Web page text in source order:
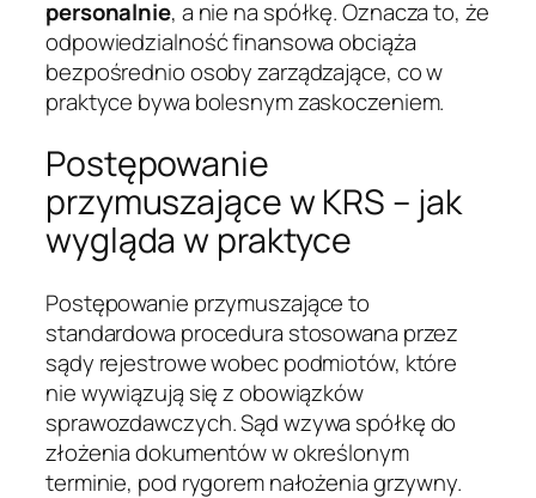
personalnie, a nie na spółkę. Oznacza to, że
odpowiedzialność finansowa obciąża
bezpośrednio osoby zarządzające, co w
praktyce bywa bolesnym zaskoczeniem.
Postępowanie
przymuszające w KRS – jak
wygląda w praktyce
Postępowanie przymuszające to
standardowa procedura stosowana przez
sądy rejestrowe wobec podmiotów, które
nie wywiązują się z obowiązków
sprawozdawczych. Sąd wzywa spółkę do
złożenia dokumentów w określonym
terminie, pod rygorem nałożenia grzywny.